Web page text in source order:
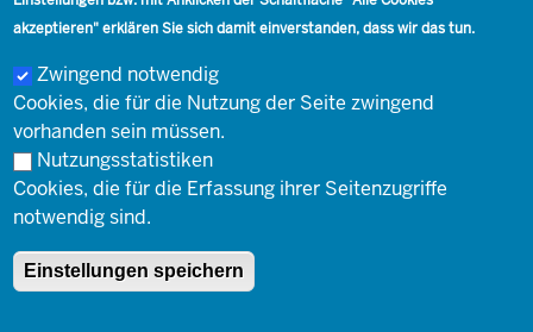
Footer
Kontakt
Kontakt Presse Karriere
Social
Footer
Impressum
© Landesbetrieb Information und Technik Nordrhein-Westfalen
(IT.NRW)
Impressum Datenschutz
akzeptieren" erklären Sie sich damit einverstanden, dass wir das tun.
Zwingend notwendig
Cookies, die für die Nutzung der Seite zwingend
vorhanden sein müssen.
Nutzungsstatistiken
Cookies, die für die Erfassung ihrer Seitenzugriffe
notwendig sind.
Einstellungen speichern